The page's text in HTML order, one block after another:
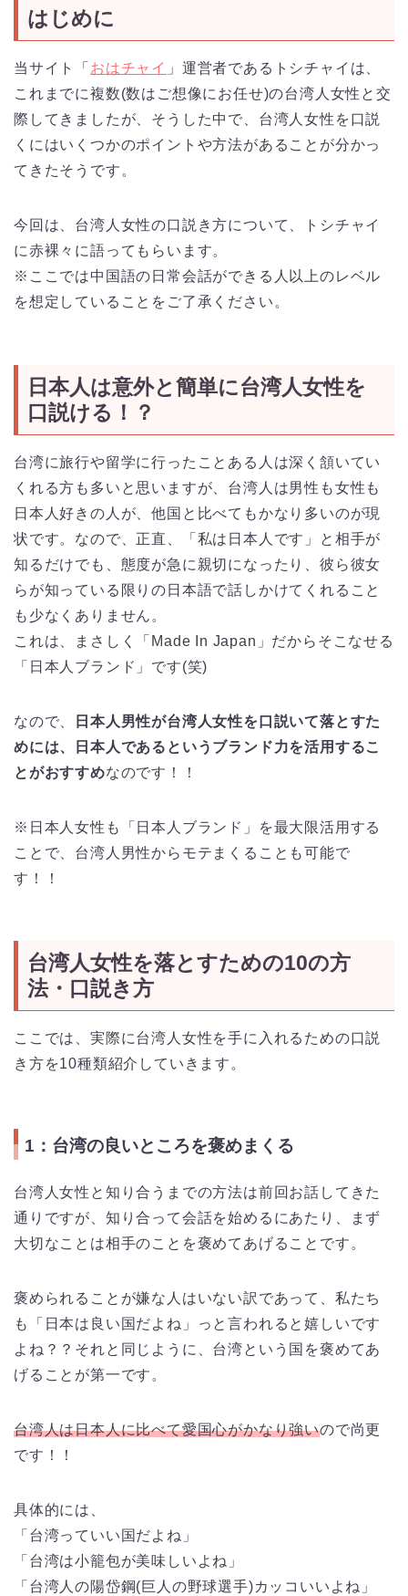
はじめに
当サイト「 おはチャイ 」運営者であるトシチャイは、
これまでに複数(数はご想像にお任せ)の台湾人女性と交
際してきましたが、そうした中で、台湾人女性を口説
くにはいくつかのポイントや方法があることが分かっ
てきたそうです。
今回は、台湾人女性の口説き方について、トシチャイ
に赤裸々に語ってもらいます。
※ここでは中国語の日常会話ができる人以上のレベル
を想定していることをご了承ください。
日本人は意外と簡単に台湾人女性を
口説ける！？
台湾に旅行や留学に行ったことある人は深く頷いてい
くれる方も多いと思いますが、台湾人は男性も女性も
日本人好きの人が、他国と比べてもかなり多いのが現
状です。なので、正直、「私は日本人です」と相手が
知るだけでも、態度が急に親切になったり、彼ら彼女
らが知っている限りの日本語で話しかけてくれること
も少なくありません。
これは、まさしく「Made In Japan」だからそこなせる
「日本人ブランド」です(笑)
なので、
日本人男性が台湾人女性を口説いて落とすた
めには、日本人であるというブランド力を活用するこ
とがおすすめなのです！！
※日本人女性も「日本人ブランド」を最大限活用する
ことで、台湾人男性からモテまくることも可能で
す！！
台湾人女性を落とすための10の方
法・口説き方
ここでは、実際に台湾人女性を手に入れるための口説
き方を10種類紹介していきます。
1：台湾の良いところを褒めまくる
台湾人女性と知り合うまでの方法は前回お話してきた
通りですが、知り合って会話を始めるにあたり、まず
大切なことは相手のことを褒めてあげることです。
褒められることが嫌な人はいない訳であって、私たち
も「日本は良い国だよね」っと言われると嬉しいです
よね？？それと同じように、台湾という国を褒めてあ
げることが第一です。
台湾人は日本人に比べて愛国心がかなり強いので尚更
です！！
具体的には、
「台湾っていい国だよね」
「台湾は小籠包が美味しいよね」
「台湾人の陽岱鋼(巨人の野球選手)カッコいいよね」